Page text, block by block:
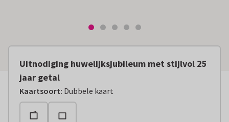
Uitnodiging huwelijksjubileum met stijlvol 25
jaar getal
Kaartsoort: Dubbele kaart